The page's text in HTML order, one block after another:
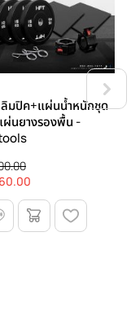
ลิมปิค+แผ่นน้ำหนักชุด
ผ่นยางรองพื้น -